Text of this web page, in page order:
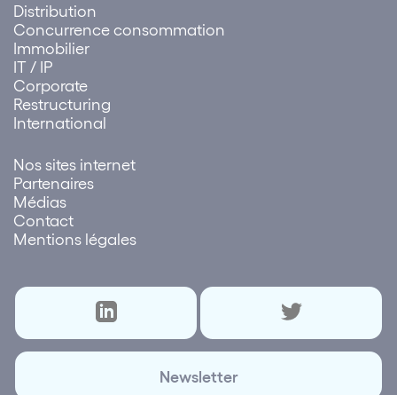
Distribution
Concurrence consommation
Immobilier
IT / IP
Corporate
Restructuring
International
Nos sites internet
Partenaires
Médias
Contact
Mentions légales
Newsletter